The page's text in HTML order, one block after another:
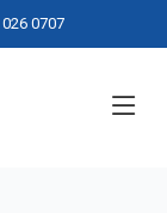
0707